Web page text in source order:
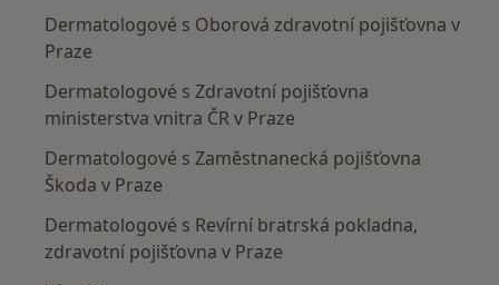
Dermatologové s Oborová zdravotní pojišťovna v
Praze
Dermatologové s Zdravotní pojišťovna
ministerstva vnitra ČR v Praze
Dermatologové s Zaměstnanecká pojišťovna
Škoda v Praze
Dermatologové s Revírní bratrská pokladna,
zdravotní pojišťovna v Praze